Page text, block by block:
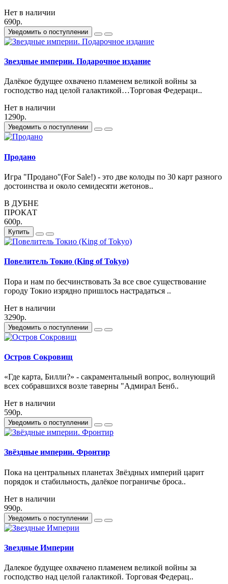
Нет в наличии
690р.
Уведомить о поступлении
Звездные империи. Подарочное издание
Далёкое будущее охвачено пламенем великой войны за
господство над целой галактикой…Торговая Федераци..
Нет в наличии
1290р.
Уведомить о поступлении
Продано
Игра "Продано"(For Sale!) - это две колоды по 30 карт разного
достоинства и около семидесяти жетонов..
В ДУБНЕ
ПРОКАТ
600р.
Купить
Повелитель Токио (King of Tokyo)
Пора и нам по бесчинствовать За все свое существование
городу Токио изрядно пришлось настрадаться ..
Нет в наличии
3290р.
Уведомить о поступлении
Остров Сокровищ
«Где карта, Билли?» - сакраментальный вопрос, волнующий
всех собравшихся возле таверны "Адмирал Бенб..
Нет в наличии
590р.
Уведомить о поступлении
Звёздные империи. Фронтир
Пока на центральных планетах Звёздных империй царит
порядок и стабильность, далёкое пограничье броса..
Нет в наличии
990р.
Уведомить о поступлении
Звездные Империи
Далекое будущее охвачено пламенем великой войны за
господство над целой галактикой. Торговая Федерац..